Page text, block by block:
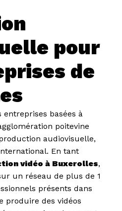
pour
de
basées à
poitevine
audiovisuelle,
En tant
vidéo à Buxerolles,
un réseau de plus de 1
présents dans
produire des vidéos